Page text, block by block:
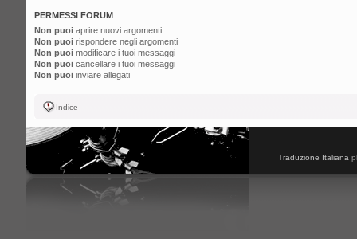
PERMESSI FORUM
Non puoi aprire nuovi argomenti
Non puoi rispondere negli argomenti
Non puoi modificare i tuoi messaggi
Non puoi cancellare i tuoi messaggi
Non puoi inviare allegati
Indice
Traduzione Italiana